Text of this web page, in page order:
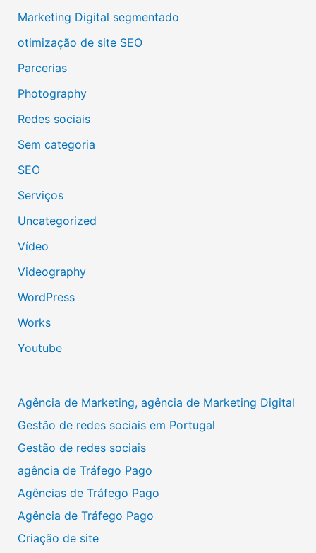
Marketing Digital segmentado
otimização de site SEO
Parcerias
Photography
Redes sociais
Sem categoria
SEO
Serviços
Uncategorized
Vídeo
Videography
WordPress
Works
Youtube
Agência de Marketing, agência de Marketing Digital
Gestão de redes sociais em Portugal
Gestão de redes sociais
agência de Tráfego Pago
Agências de Tráfego Pago
Agência de Tráfego Pago
Criação de site